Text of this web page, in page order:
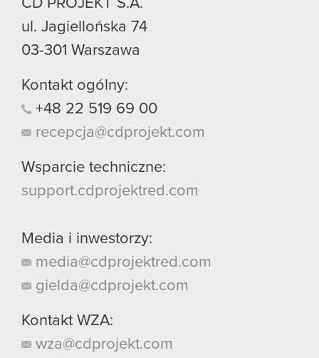
CD PROJEKT S.A.
ul. Jagiellońska 74
03-301 Warszawa
Kontakt ogólny:
+48 22 519 69 00
recepcja@cdprojekt.com
Wsparcie techniczne:
support.cdprojektred.com
Media i inwestorzy:
media@cdprojektred.com
gielda@cdprojekt.com
Kontakt WZA:
wza@cdprojekt.com